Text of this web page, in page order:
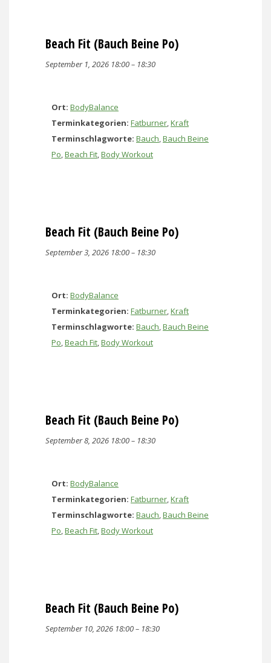
Beach Fit (Bauch Beine Po)
September 1, 2026 18:00– 18:30
Ort: BodyBalance
Terminkategorien: Fatburner,Kraft
Terminschlagworte: Bauch,Bauch Beine
Po,Beach Fit,Body Workout
Beach Fit (Bauch Beine Po)
September 3, 2026 18:00– 18:30
Ort: BodyBalance
Terminkategorien: Fatburner,Kraft
Terminschlagworte: Bauch,Bauch Beine
Po,Beach Fit,Body Workout
Beach Fit (Bauch Beine Po)
September 8, 2026 18:00– 18:30
Ort: BodyBalance
Terminkategorien: Fatburner,Kraft
Terminschlagworte: Bauch,Bauch Beine
Po,Beach Fit,Body Workout
Beach Fit (Bauch Beine Po)
September 10, 2026 18:00– 18:30